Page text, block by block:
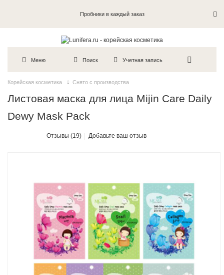
Пробники в каждый заказ
Меню Поиск Учетная запись
Корейская косметика Снято с производства
Листовая маска для лица Mijin Care Daily
Dewy Mask Pack
Отзывы (19) Добавьте ваш отзыв